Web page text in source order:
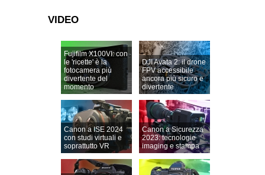
VIDEO
Fujifilm X100VI: con
le 'ricette' è la
fotocamera più
divertente del
momento
DJI Avata 2: il drone
FPV accessibile
ancora più sicuro e
divertente
Canon a ISE 2024
con studi virtuali e
soprattutto VR
Canon a Sicurezza
2023: tecnologie
imaging e stampa